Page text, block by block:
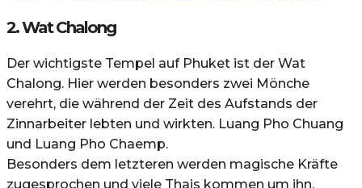
2. Wat Chalong
Der wichtigste Tempel auf Phuket ist der Wat
Chalong. Hier werden besonders zwei Mönche
verehrt, die während der Zeit des Aufstands der
Zinnarbeiter lebten und wirkten. Luang Pho Chuang
und Luang Pho Chaemp.
Besonders dem letzteren werden magische Kräfte
zugesprochen und viele Thais kommen um ihn,